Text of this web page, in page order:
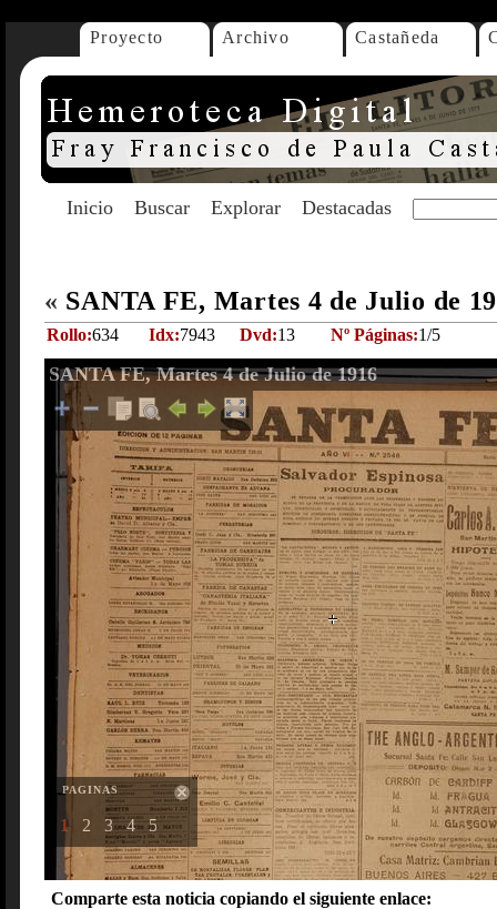
Proyecto Archivo Castañeda
Inicio Buscar Explorar Destacadas
« SANTA FE, Martes 4 de Julio de
Rollo:634 Idx:7943 Dvd:13 Nº Páginas:1/5
SANTA FE, Martes 4 de Julio de 1916
PAGINAS
1 2 3 4 5
Comparte esta noticia copiando el siguiente enlace: